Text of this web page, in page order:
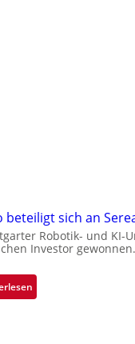
beteiligt sich an
Robotik- und KI-
Investor gewonnen.
:
Z